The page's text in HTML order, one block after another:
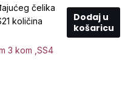
čelika
količina
Dodaj u
košaricu